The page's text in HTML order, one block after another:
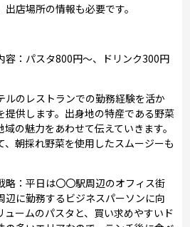
店場所の情報も必要です。
容：パスタ800円～、ドリンク300円
ルのレストランでの勤務経験を活か
提供します。出身地の特産である野菜
の魅力をあわせて伝えていきます。
朝採れ野菜を使用したスムージーも
略：平日は〇〇駅周辺のオフィス街
辺に勤務するビジネスパーソンに向
ュームのパスタと、買い求めやすいド